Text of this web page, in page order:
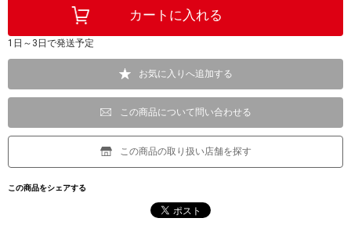
1日～3日で発送予定
お気に入りへ追加する
この商品について問い合わせる
この商品の取り扱い店舗を探す
この商品をシェアする